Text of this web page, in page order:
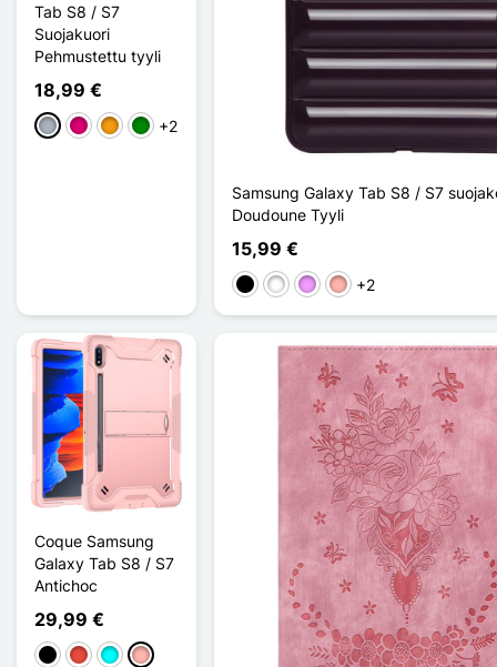
Tab S8 / S7
Suojakuori
Pehmustettu tyyli
18,99 €
HarmaaMagenta
OranssiVihreä
+2
Samsung Galaxy Tab S8 / S7
Doudoune Tyyli
15,99 €
MustaValkoinen
Violet Clair
Or Rose
+2
Coque Samsung
Galaxy Tab S8 / S7
Antichoc
29,99 €
MustaPunainen
CyanOr Rose